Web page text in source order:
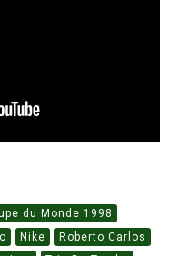
du Monde 1998
Nike
Roberto Carlos